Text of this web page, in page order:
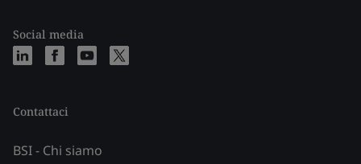
Social media
Contattaci
BSI - Chi siamo